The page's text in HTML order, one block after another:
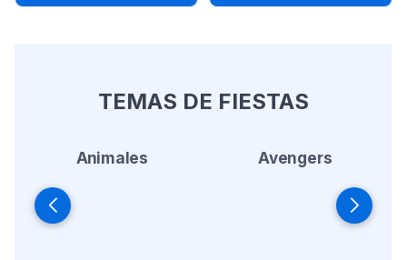
TEMAS DE FIESTAS
Animales Avengers